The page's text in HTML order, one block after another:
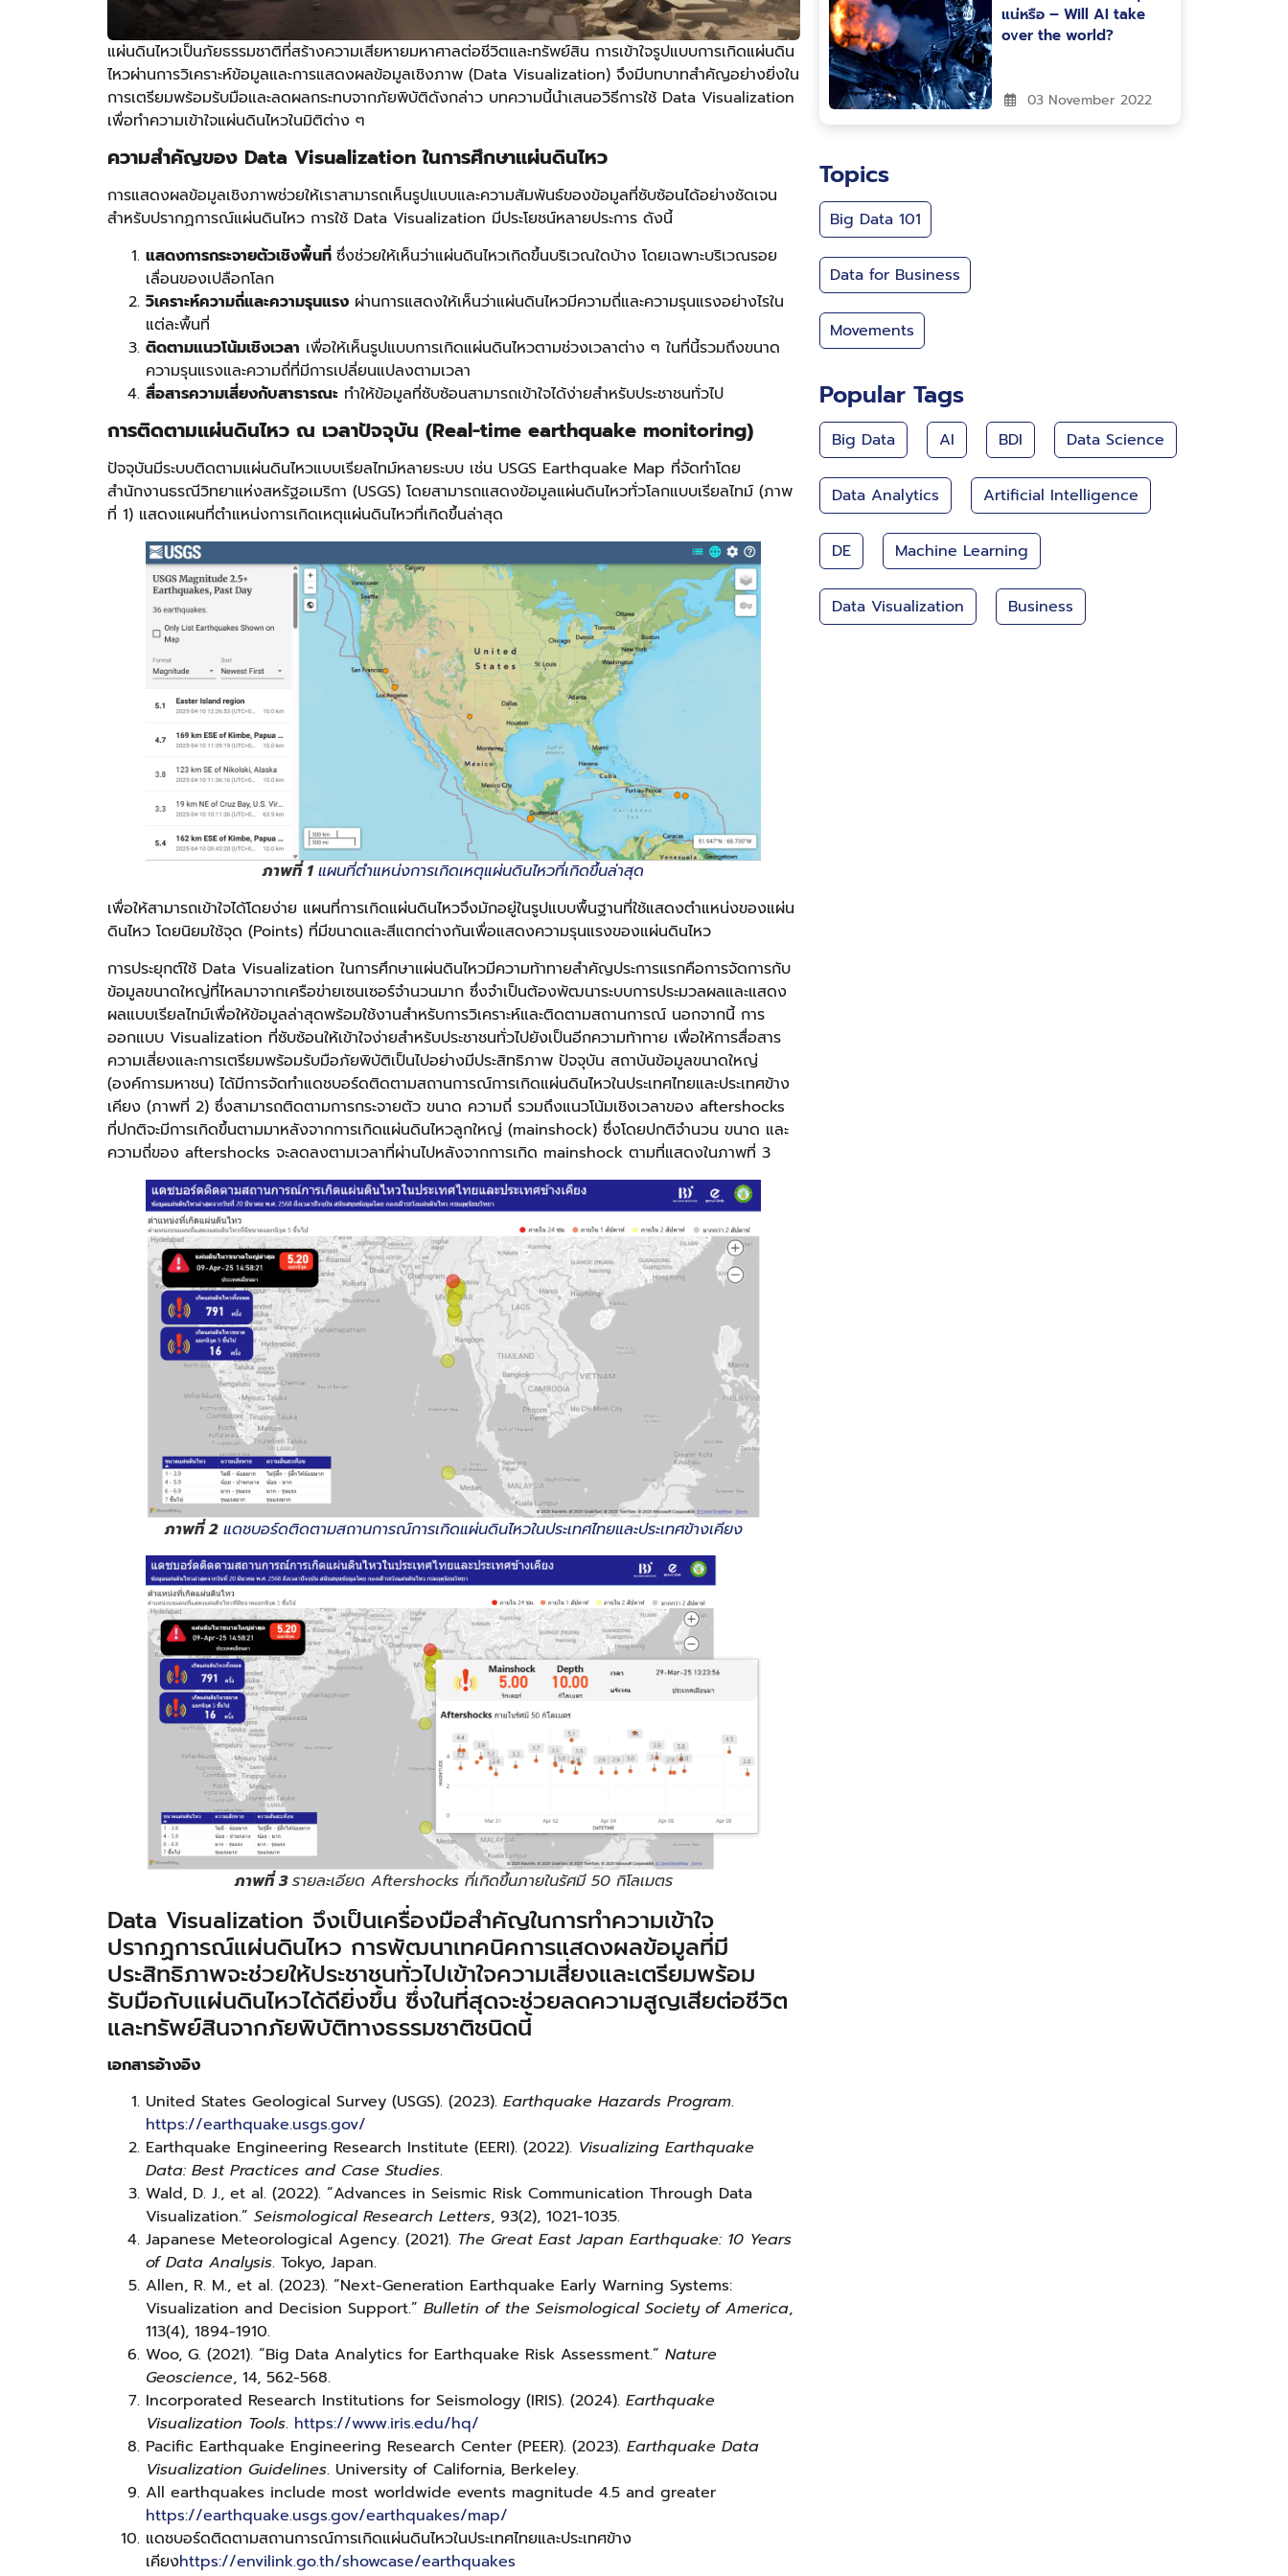
แผ่นดินไหวเป็นภัยธรรมชาติที่สร้างความเสียหายมหาศาลต่อชีวิตและทรัพย์สิน การเข้าใจรูปแบบการเกิดแผ่นดิน
ไหวผ่านการวิเคราะห์ข้อมูลและการแสดงผลข้อมูลเชิงภาพ (Data Visualization) จึงมีบทบาทสำคัญอย่างยิ่งใน
การเตรียมพร้อมรับมือและลดผลกระทบจากภัยพิบัติดังกล่าว บทความนี้นำเสนอวิธีการใช้ Data Visualization
เพื่อทำความเข้าใจแผ่นดินไหวในมิติต่าง ๆ
ความสำคัญของ Data Visualization ในการศึกษาแผ่นดินไหว
การแสดงผลข้อมูลเชิงภาพช่วยให้เราสามารถเห็นรูปแบบและความสัมพันธ์ของข้อมูลที่ซับซ้อนได้อย่างชัดเจน
สำหรับปรากฏการณ์แผ่นดินไหว การใช้ Data Visualization มีประโยชน์หลายประการ ดังนี้
แสดงการกระจายตัวเชิงพื้นที่ ซึ่งช่วยให้เห็นว่าแผ่นดินไหวเกิดขึ้นบริเวณใดบ้าง โดยเฉพาะบริเวณรอย
เลื่อนของเปลือกโลก
วิเคราะห์ความถี่และความรุนแรง ผ่านการแสดงให้เห็นว่าแผ่นดินไหวมีความถี่และความรุนแรงอย่างไรใน
แต่ละพื้นที่
ติดตามแนวโน้มเชิงเวลา เพื่อให้เห็นรูปแบบการเกิดแผ่นดินไหวตามช่วงเวลาต่าง ๆ ในที่นี้รวมถึงขนาด
ความรุนแรงและความถี่ที่มีการเปลี่ยนแปลงตามเวลา
สื่อสารความเสี่ยงกับสาธารณะ ทำให้ข้อมูลที่ซับซ้อนสามารถเข้าใจได้ง่ายสำหรับประชาชนทั่วไป
การติดตามแผ่นดินไหว ณ เวลาปัจจุบัน (Real-time earthquake monitoring)
ปัจจุบันมีระบบติดตามแผ่นดินไหวแบบเรียลไทม์หลายระบบ เช่น USGS Earthquake Map ที่จัดทำโดย
สำนักงานธรณีวิทยาแห่งสหรัฐอเมริกา (USGS) โดยสามารถแสดงข้อมูลแผ่นดินไหวทั่วโลกแบบเรียลไทม์ (ภาพ
ที่ 1) แสดงแผนที่ตำแหน่งการเกิดเหตุแผ่นดินไหวที่เกิดขึ้นล่าสุด
ภาพที่ 1 แผนที่ตำแหน่งการเกิดเหตุแผ่นดินไหวที่เกิดขึ้นล่าสุด
เพื่อให้สามารถเข้าใจได้โดยง่าย แผนที่การเกิดแผ่นดินไหวจึงมักอยู่ในรูปแบบพื้นฐานที่ใช้แสดงตำแหน่งของแผ่น
ดินไหว โดยนิยมใช้จุด (Points) ที่มีขนาดและสีแตกต่างกันเพื่อแสดงความรุนแรงของแผ่นดินไหว
การประยุกต์ใช้ Data Visualization ในการศึกษาแผ่นดินไหวมีความท้าทายสำคัญประการแรกคือการจัดการกับ
ข้อมูลขนาดใหญ่ที่ไหลมาจากเครือข่ายเซนเซอร์จำนวนมาก ซึ่งจำเป็นต้องพัฒนาระบบการประมวลผลและแสดง
ผลแบบเรียลไทม์เพื่อให้ข้อมูลล่าสุดพร้อมใช้งานสำหรับการวิเคราะห์และติดตามสถานการณ์ นอกจากนี้ การ
ออกแบบ Visualization ที่ซับซ้อนให้เข้าใจง่ายสำหรับประชาชนทั่วไปยังเป็นอีกความท้าทาย เพื่อให้การสื่อสาร
ความเสี่ยงและการเตรียมพร้อมรับมือภัยพิบัติเป็นไปอย่างมีประสิทธิภาพ ปัจจุบัน สถาบันข้อมูลขนาดใหญ่
(องค์การมหาชน) ได้มีการจัดทำแดชบอร์ดติดตามสถานการณ์การเกิดแผ่นดินไหวในประเทศไทยและประเทศข้าง
เคียง (ภาพที่ 2) ซึ่งสามารถติดตามการกระจายตัว ขนาด ความถี่ รวมถึงแนวโน้มเชิงเวลาของ aftershocks
ที่ปกติจะมีการเกิดขึ้นตามมาหลังจากการเกิดแผ่นดินไหวลูกใหญ่ (mainshock) ซึ่งโดยปกติจำนวน ขนาด และ
ความถี่ของ aftershocks จะลดลงตามเวลาที่ผ่านไปหลังจากการเกิด mainshock ตามที่แสดงในภาพที่ 3
ภาพที่ 2 แดชบอร์ดติดตามสถานการณ์การเกิดแผ่นดินไหวในประเทศไทยและประเทศข้างเคียง
ภาพที่ 3รายละเอียด Aftershocks ที่เกิดขึ้นภายในรัศมี 50 กิโลเมตร
Data Visualization จึงเป็นเครื่องมือสำคัญในการทำความเข้าใจ
ปรากฏการณ์แผ่นดินไหว การพัฒนาเทคนิคการแสดงผลข้อมูลที่มี
ประสิทธิภาพจะช่วยให้ประชาชนทั่วไปเข้าใจความเสี่ยงและเตรียมพร้อม
รับมือกับแผ่นดินไหวได้ดียิ่งขึ้น ซึ่งในที่สุดจะช่วยลดความสูญเสียต่อชีวิต
และทรัพย์สินจากภัยพิบัติทางธรรมชาติชนิดนี้
เอกสารอ้างอิง
United States Geological Survey (USGS). (2023). Earthquake Hazards Program.
https://earthquake.usgs.gov/
Earthquake Engineering Research Institute (EERI). (2022). Visualizing Earthquake
Data: Best Practices and Case Studies.
Wald, D. J., et al. (2022). “Advances in Seismic Risk Communication Through Data
Visualization.” Seismological Research Letters, 93(2), 1021-1035.
Japanese Meteorological Agency. (2021). The Great East Japan Earthquake: 10 Years
of Data Analysis. Tokyo, Japan.
Allen, R. M., et al. (2023). “Next-Generation Earthquake Early Warning Systems:
Visualization and Decision Support.” Bulletin of the Seismological Society of America,
113(4), 1894-1910.
Woo, G. (2021). “Big Data Analytics for Earthquake Risk Assessment.” Nature
Geoscience, 14, 562-568.
Incorporated Research Institutions for Seismology (IRIS). (2024). Earthquake
Visualization Tools. https://www.iris.edu/hq/
Pacific Earthquake Engineering Research Center (PEER). (2023). Earthquake Data
Visualization Guidelines. University of California, Berkeley.
All earthquakes include most worldwide events magnitude 4.5 and greater
https://earthquake.usgs.gov/earthquakes/map/
แดชบอร์ดติดตามสถานการณ์การเกิดแผ่นดินไหวในประเทศไทยและประเทศข้าง
เคียงhttps://envilink.go.th/showcase/earthquakes
แน่หรือ – Will AI take
over the world?
03 November 2022
Topics
Big Data 101
Data for Business
Movements
Popular Tags
Big Data AI BDI Data Science
Data Analytics Artificial Intelligence
DE Machine Learning
Data Visualization Business